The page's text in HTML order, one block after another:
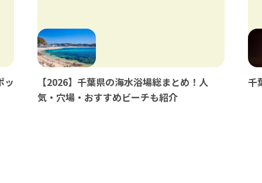
ッ
【2026】千葉県の海水浴場総まとめ！人
気・穴場・おすすめビーチも紹介
千